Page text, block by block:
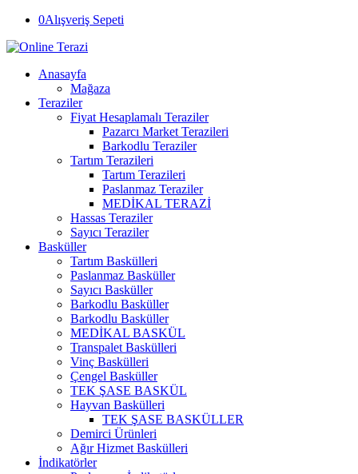
0Alışveriş Sepeti
Anasayfa
Mağaza
Teraziler
Fiyat Hesaplamalı Teraziler
Pazarcı Market Terazileri
Barkodlu Teraziler
Tartım Terazileri
Tartım Terazileri
Paslanmaz Teraziler
MEDİKAL TERAZİ
Hassas Teraziler
Sayıcı Teraziler
Basküller
Tartım Baskülleri
Paslanmaz Basküller
Sayıcı Basküller
Barkodlu Basküller
Barkodlu Basküller
MEDİKAL BASKÜL
Transpalet Baskülleri
Vinç Baskülleri
Çengel Basküller
TEK ŞASE BASKÜL
Hayvan Baskülleri
TEK ŞASE BASKÜLLER
Demirci Ürünleri
Ağır Hizmet Baskülleri
İndikatörler